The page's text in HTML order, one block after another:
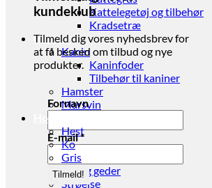
Kattelegetøj og tilbehør
Kradsetræ
Gnaver
Kanin
Kaninfoder
Tilbehør til kaniner
Hamster
Marsvin
Hov- og Klovdyr
Hest
Ko
Gris
Får og geder
Strøelse
kundeklub
Tilmeld dig vores nyhedsbrev for
at få besked om tilbud og nye
produkter.
Fornavn
E-mail*